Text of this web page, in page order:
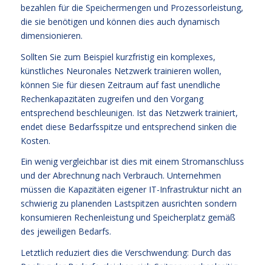
bezahlen für die Speichermengen und Prozessorleistung,
die sie benötigen und können dies auch dynamisch
dimensionieren.
Sollten Sie zum Beispiel kurzfristig ein komplexes,
künstliches Neuronales Netzwerk trainieren wollen,
können Sie für diesen Zeitraum auf fast unendliche
Rechenkapazitäten zugreifen und den Vorgang
entsprechend beschleunigen. Ist das Netzwerk trainiert,
endet diese Bedarfsspitze und entsprechend sinken die
Kosten.
Ein wenig vergleichbar ist dies mit einem Stromanschluss
und der Abrechnung nach Verbrauch. Unternehmen
müssen die Kapazitäten eigener IT-Infrastruktur nicht an
schwierig zu planenden Lastspitzen ausrichten sondern
konsumieren Rechenleistung und Speicherplatz gemäß
des jeweiligen Bedarfs.
Letztlich reduziert dies die Verschwendung: Durch das